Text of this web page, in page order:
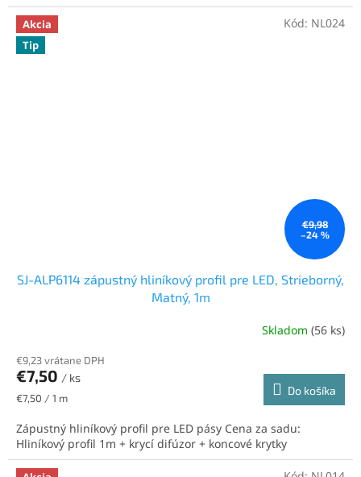
Akcia
Tip
€9,98
–24 %
SJ-ALP6114 zápustný hliníkový profil pre LED, Strieborný,
Matný, 1m
produktu
je
5,0
5
hviezdičiek.
Skladom(56 ks)
€9,23 vrátane DPH
€7,50 / ks
Jednotková
€7,50 / 1 m
Do košíka
Zápustný hliníkový profil pre LED pásy Cena za sadu:
Hliníkový profil 1m + krycí difúzor + koncové krytky
Kód: NL024